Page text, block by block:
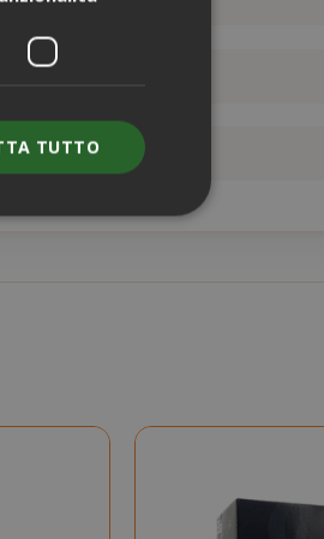
sale, aromi
TUTTO
Questo è un